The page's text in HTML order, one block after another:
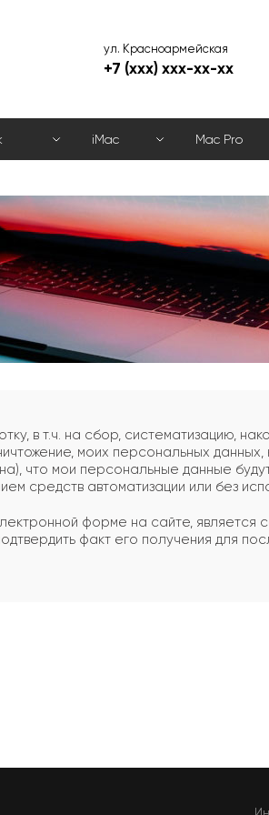
ул. Красноармейская
+7 (xxx) xxx-xx-xx
iMac Mac Pro
в т.ч. на сбор, систематизацию,
моих персональных
что мои персональные данные
средств автоматизации или без
форме на сайте,
факт его получения для